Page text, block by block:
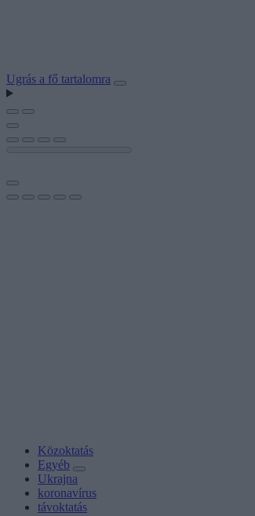
Ugrás a fő tartalomra
Közoktatás
Egyéb
Ukrajna
koronavírus
távoktatás